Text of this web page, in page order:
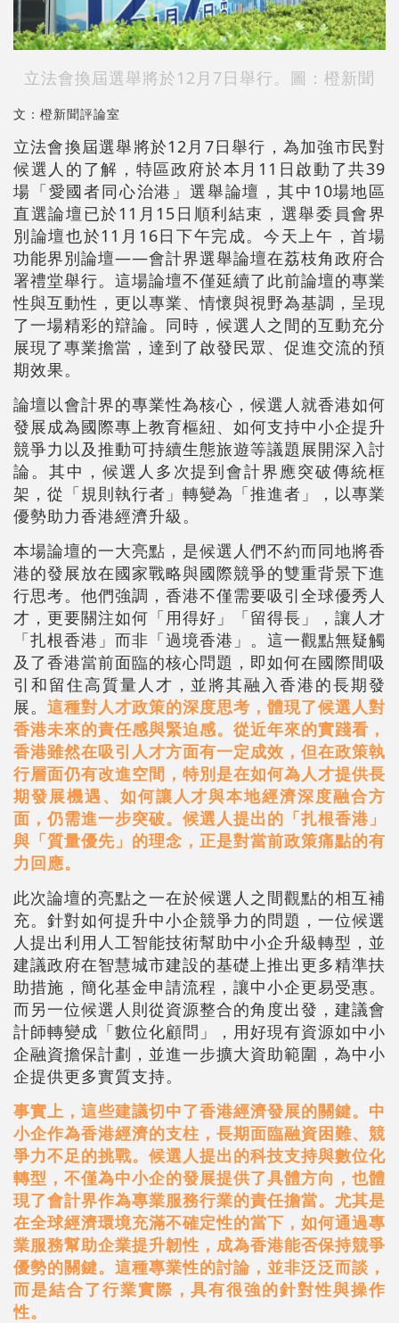
立法會換屆選舉將於12月7日舉行。圖：橙新聞
文：橙新聞評論室
立法會換屆選舉將於12月7日舉行，為加強市民對
候選人的了解，特區政府於本月11日啟動了共39
場「愛國者同心治港」選舉論壇，其中10場地區
直選論壇已於11月15日順利結束，選舉委員會界
別論壇也於11月16日下午完成。今天上午，首場
功能界別論壇——會計界選舉論壇在荔枝角政府合
署禮堂舉行。這場論壇不僅延續了此前論壇的專業
性與互動性，更以專業、情懷與視野為基調，呈現
了一場精彩的辯論。同時，候選人之間的互動充分
展現了專業擔當，達到了啟發民眾、促進交流的預
期效果。
論壇以會計界的專業性為核心，候選人就香港如何
發展成為國際專上教育樞紐、如何支持中小企提升
競爭力以及推動可持續生態旅遊等議題展開深入討
論。其中，候選人多次提到會計界應突破傳統框
架，從「規則執行者」轉變為「推進者」，以專業
優勢助力香港經濟升級。
本場論壇的一大亮點，是候選人們不約而同地將香
港的發展放在國家戰略與國際競爭的雙重背景下進
行思考。他們強調，香港不僅需要吸引全球優秀人
才，更要關注如何「用得好」「留得長」，讓人才
「扎根香港」而非「過境香港」。這一觀點無疑觸
及了香港當前面臨的核心問題，即如何在國際間吸
引和留住高質量人才，並將其融入香港的長期發
展。 這種對人才政策的深度思考，體現了候選人對
香港未來的責任感與緊迫感。從近年來的實踐看，
香港雖然在吸引人才方面有一定成效，但在政策執
行層面仍有改進空間，特別是在如何為人才提供長
期發展機遇、如何讓人才與本地經濟深度融合方
面，仍需進一步突破。候選人提出的「扎根香港」
與「質量優先」的理念，正是對當前政策痛點的有
力回應。
此次論壇的亮點之一在於候選人之間觀點的相互補
充。針對如何提升中小企競爭力的問題，一位候選
人提出利用人工智能技術幫助中小企升級轉型，並
建議政府在智慧城市建設的基礎上推出更多精準扶
助措施，簡化基金申請流程，讓中小企更易受惠。
而另一位候選人則從資源整合的角度出發，建議會
計師轉變成「數位化顧問」，用好現有資源如中小
企融資擔保計劃，並進一步擴大資助範圍，為中小
企提供更多實質支持。
事實上，這些建議切中了香港經濟發展的關鍵。中
小企作為香港經濟的支柱，長期面臨融資困難、競
爭力不足的挑戰。候選人提出的科技支持與數位化
轉型，不僅為中小企的發展提供了具體方向，也體
現了會計界作為專業服務行業的責任擔當。尤其是
在全球經濟環境充滿不確定性的當下，如何通過專
業服務幫助企業提升韌性，成為香港能否保持競爭
優勢的關鍵。這種專業性的討論，並非泛泛而談，
而是結合了行業實際，具有很強的針對性與操作
性。